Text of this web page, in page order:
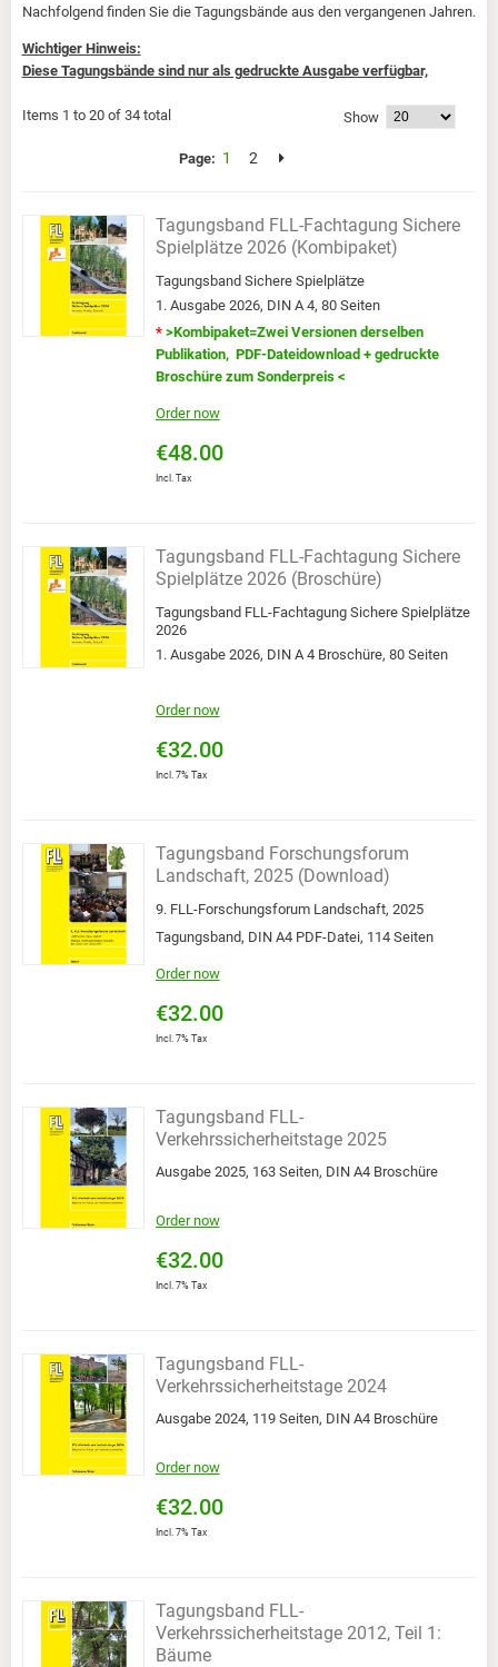
Nachfolgend finden Sie die Tagungsbände aus den vergangenen Jahren.
Wichtiger Hinweis:
Diese Tagungsbände sind nur als gedruckte Ausgabe verfügbar,
Items 1 to 20 of 34 total Show
Page: 1 2
Tagungsband FLL-Fachtagung Sichere
Spielplätze 2026 (Kombipaket)
Tagungsband Sichere Spielplätze
1. Ausgabe 2026, DIN A 4, 80 Seiten
* >Kombipaket=Zwei Versionen derselben
Publikation, PDF-Dateidownload + gedruckte
Broschüre zum Sonderpreis <
Order now
€48.00
Incl. Tax
Tagungsband FLL-Fachtagung Sichere
Spielplätze 2026 (Broschüre)
Tagungsband FLL-Fachtagung Sichere Spielplätze
2026
1. Ausgabe 2026, DIN A 4 Broschüre, 80 Seiten
Order now
€32.00
Incl. 7% Tax
Tagungsband Forschungsforum
Landschaft, 2025 (Download)
9. FLL-Forschungsforum Landschaft, 2025
Tagungsband, DIN A4 PDF-Datei, 114 Seiten
Order now
€32.00
Incl. 7% Tax
Tagungsband FLL-
Verkehrssicherheitstage 2025
Ausgabe 2025, 163 Seiten, DIN A4 Broschüre
Order now
€32.00
Incl. 7% Tax
Tagungsband FLL-
Verkehrssicherheitstage 2024
Ausgabe 2024, 119 Seiten, DIN A4 Broschüre
Order now
€32.00
Incl. 7% Tax
Tagungsband FLL-
Verkehrssicherheitstage 2012, Teil 1:
Bäume